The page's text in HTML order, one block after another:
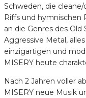
Schweden, die
Riffs und hymnischen
an die Genres des Old
Aggressive Metal,
einzigartigen und
MISERY heute
Nach 2 Jahren voller
MISERY neue Musik